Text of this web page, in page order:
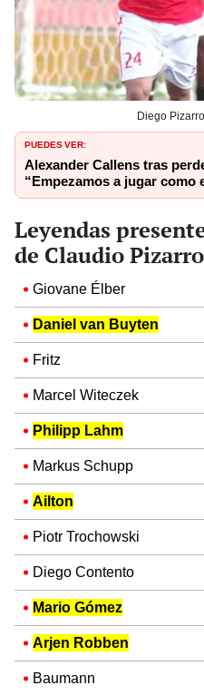
Diego
PUEDES VER:
Alexander Callens tras
“Empezamos a jugar como
Leyendas
de Claudio Pizarro
Giovane Élber
Daniel van Buyten
Fritz
Marcel Witeczek
Philipp Lahm
Markus Schupp
Ailton
Piotr Trochowski
Diego Contento
Mario Gómez
Arjen Robben
Baumann